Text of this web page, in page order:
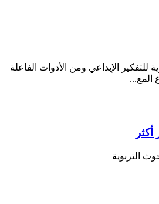
للتفكير الإبداعي ومن الأدوات الفاعلة
المع...
التربوية